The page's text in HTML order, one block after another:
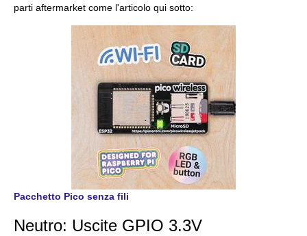
parti aftermarket come l'articolo qui sotto:
Pacchetto Pico senza fili
Neutro: Uscite GPIO 3.3V